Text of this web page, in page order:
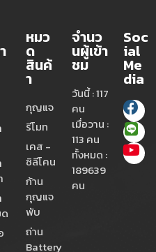
หมว
ด
สินค้
า
กุญแจ
รีโมท
เคส -
ซิลีโคน
ก้าน
กุญแจ
พับ
ถ่าน
Battery
จำนว
นผู้เข้า
ชม
วันนี้ : 117
คน
เมื่อวาน :
113 คน
ทั้งหมด :
189639
คน
Soc
ial
Me
dia